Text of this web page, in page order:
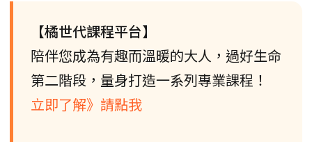
【橘世代課程平台】
陪伴您成為有趣而溫暖的大人，過好生命
第二階段，量身打造一系列專業課程！
立即了解》請點我